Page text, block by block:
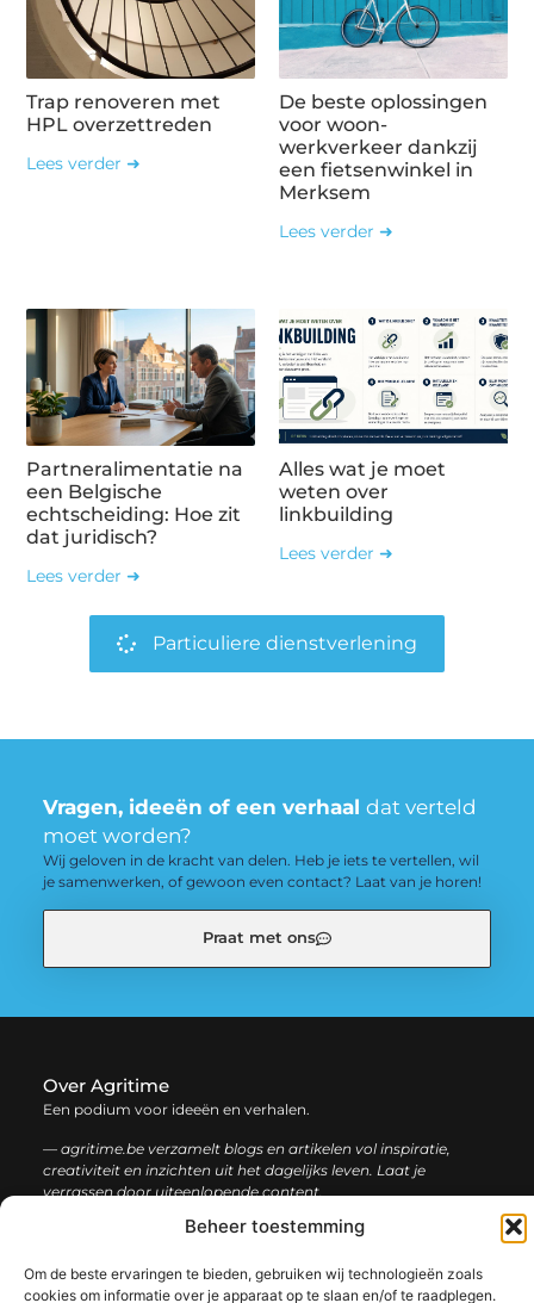
Beheer toestemming
Om de beste ervaringen te bieden, gebruiken wij technologieën zoals
cookies om informatie over je apparaat op te slaan en/of te raadplegen.
Trap renoveren met
HPL overzettreden
Lees verder ➜
De beste oplossingen
voor woon-
werkverkeer dankzij
een fietsenwinkel in
Merksem
Lees verder ➜
Partneralimentatie na
een Belgische
echtscheiding: Hoe zit
dat juridisch?
Lees verder ➜
Alles wat je moet
weten over
linkbuilding
Lees verder ➜
Particuliere dienstverlening
Vragen, ideeën of een verhaal dat verteld
moet worden?
Wij geloven in de kracht van delen. Heb je iets te vertellen, wil
je samenwerken, of gewoon even contact? Laat van je horen!
Praat met ons
Over Agritime
Een podium voor ideeën en verhalen.
— agritime.be verzamelt blogs en artikelen vol inspiratie,
creativiteit en inzichten uit het dagelijks leven. Laat je
verrassen door uiteenlopende content.
informatie